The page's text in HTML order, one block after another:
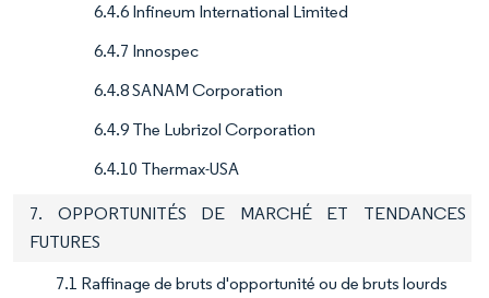
6.4.6 Infineum International Limited
6.4.7 Innospec
6.4.8 SANAM Corporation
6.4.9 The Lubrizol Corporation
6.4.10 Thermax-USA
7. OPPORTUNITÉS DE MARCHÉ ET TENDANCES
FUTURES
7.1 Raffinage de bruts d'opportunité ou de bruts lourds